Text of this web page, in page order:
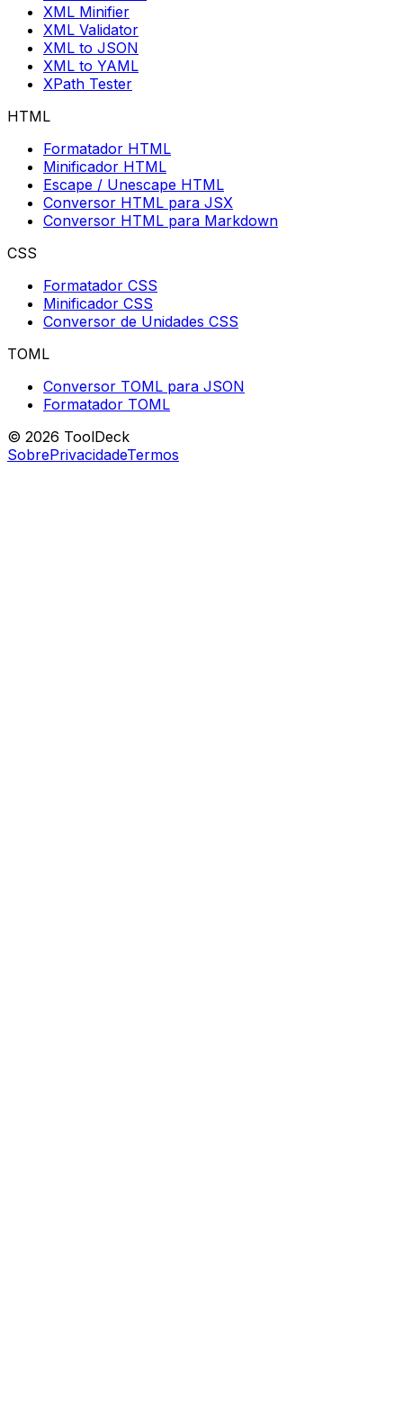
XML Minifier
XML Validator
XML to JSON
XML to YAML
XPath Tester
HTML
Formatador HTML
Minificador HTML
Escape / Unescape HTML
Conversor HTML para JSX
Conversor HTML para Markdown
CSS
Formatador CSS
Minificador CSS
Conversor de Unidades CSS
TOML
Conversor TOML para JSON
Formatador TOML
© 2026 ToolDeck
SobrePrivacidadeTermos